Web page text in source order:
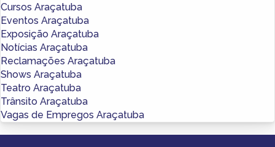
Cursos Araçatuba
Eventos Araçatuba
Exposição Araçatuba
Notícias Araçatuba
Reclamações Araçatuba
Shows Araçatuba
Teatro Araçatuba
Trânsito Araçatuba
Vagas de Empregos Araçatuba